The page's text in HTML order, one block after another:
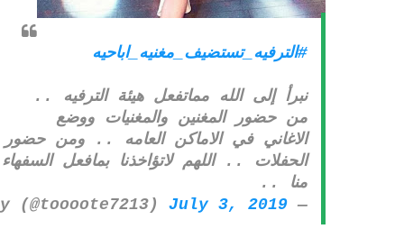
#الترفيه_تستضيف_مغنيه_اباحيه
نبرأ إلى الله مماتفعل هيئة الترفيه ..
من حضور المغنين والمغنيات ووضع
الاغاني في الاماكن العامه .. ومن حضور
الحفلات .. اللهم لاتؤاخذنا بمافعل السفهاء
منا ..
— Tahany (@toooote7213)
July 3, 2019